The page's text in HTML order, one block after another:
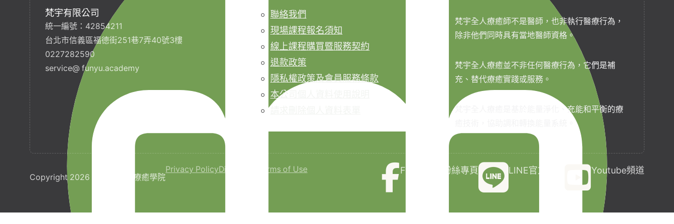
梵宇有限公司
統一編號：42854211
台北市信義區福德街251巷7弄40號3樓
0227282590
service@ funyu.academy
聯絡我們
現場課程報名須知
線上課程購買暨服務契約
退款政策
隱私權政策及會員服務條款
本公司個人資料使用說明
梵宇全人療癒師不是醫師，也非執行醫療行為，
除非他們同時具有當地醫師資格。
梵宇全人療癒並不非任何醫療行為，它們是補
充、替代療癒實踐或服務。
梵宇全人療癒是基於能量淨化、充能和平衡的療
Copyright 2026 © 梵宇全人療癒學院
Privacy PolicyDisclaimer Terms of Use Facebook粉絲專頁 LINE官方帳號 Youtube頻道